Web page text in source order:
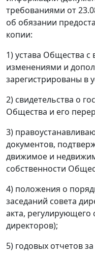
требованиями от
об обязании
копии:
1) устава Общества
изменениями и
зарегистрированы в
2) свидетельства о
Общества и его
3)
документов,
движимое и
собственности
4) положения о
заседаний совета
акта, регулирующего
директоров);
5) годовых отчетов